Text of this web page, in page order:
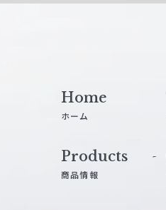
Home
ホーム
Products
商品情報